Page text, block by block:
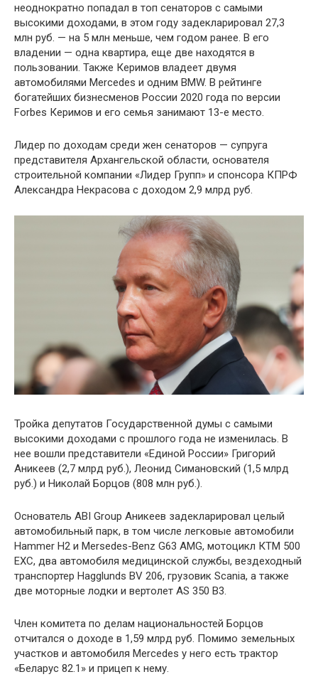
неоднократно попадал в топ сенаторов с самыми
высокими доходами, в этом году задекларировал 27,3
млн руб. — на 5 млн меньше, чем годом ранее. В его
владении — одна квартира, еще две находятся в
пользовании. Также Керимов владеет двумя
автомобилями Mercedes и одним BMW. В рейтинге
богатейших бизнесменов России 2020 года по версии
Forbes Керимов и его семья занимают 13-е место.
Лидер по доходам среди жен сенаторов — супруга
представителя Архангельской области, основателя
строительной компании «Лидер Групп» и спонсора КПРФ
Александра Некрасова с доходом 2,9 млрд руб.
Тройка депутатов Государственной думы с самыми
высокими доходами с прошлого года не изменилась. В
нее вошли представители «Единой России» Григорий
Аникеев (2,7 млрд руб.), Леонид Симановский (1,5 млрд
руб.) и Николай Борцов (808 млн руб.).
Основатель ABI Group Аникеев задекларировал целый
автомобильный парк, в том числе легковые автомобили
Hammer H2 и Mersedes-Benz G63 AMG, мотоцикл КТМ 500
ЕХС, два автомобиля медицинской службы, вездеходный
транспортер Hagglunds BV 206, грузовик Scania, а также
две моторные лодки и вертолет AS 350 В3.
Член комитета по делам национальностей Борцов
отчитался о доходе в 1,59 млрд руб. Помимо земельных
участков и автомобиля Mercedes у него есть трактор
«Беларус 82.1» и прицеп к нему.